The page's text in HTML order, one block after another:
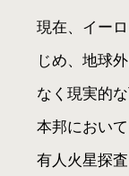
現在、イー
じめ、地球
なく現実的
本邦におい
有人火星探